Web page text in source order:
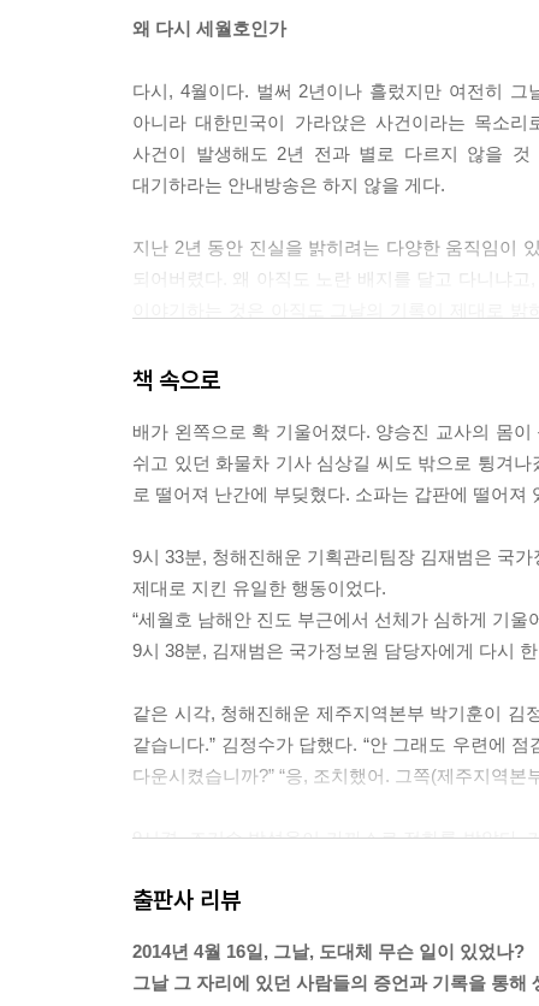
3장 구할 수 있었다 624
왜 다시 세월호인가
다시, 4월이다. 벌써 2년이나 흘렀지만 여전히
아니라 대한민국이 가라앉은 사건이라는 목소
사건이 발생해도 2년 전과 별로 다르지 않을
대기하라는 안내방송은 하지 않을 게다.
지난 2년 동안 진실을 밝히려는 다양한 움직임이
되어버렸다. 왜 아직도 노란 배지를 달고 다니냐
『세월호, 그날의 기록』은 온전한 진실을 밝
분석하고 재구성한, 거대한 작업의 결과물이다.
무엇을 했는지, 해경과 지휘부는 무엇을 했는
승객들에게는 무슨 일이 있었는지, 생존자들은
사고가 날 때까지 세월호와 청해진해운에 어떤 일
남아서 끝까지 배를 지켰을 뿐이다. 침몰하던 순
위험을 감수한 채 세월호에 달라붙어 한 명이라
살리기 위해 다시 배 안으로 들어가기도 했다. 이
〈진실의 힘 세월호 기록팀〉은 방대한 기록을
것뿐이라고. “이것은 국가가 국민을 구조하지 않은
지금, 다시 읽는 그날의 기록
책 속으로
배가 왼쪽으로 확 기울어졌다. 양승진 교사의 몸
쉬고 있던 화물차 기사 심상길 씨도 밖으로 튕겨
로 떨어져 난간에 부딪혔다. 소파는 갑판에 떨어
9시 33분, 청해진해운 기획관리팀장 김재범은 국
제대로 지킨 유일한 행동이었다.
“세월호 남해안 진도 부근에서 선체가 심하게 기
9시 38분, 김재범은 국가정보원 담당자에게 다시
같은 시각, 청해진해운 제주지역본부 박기훈이 김
같습니다.” 김정수가 답했다. “안 그래도 우련에
다운시켰습니까?” “응, 조치했어. 그쪽(제주지역본
9시경, 조기수 박성용이 가까스로 전화를 받았다.
객 퇴선 여부를 묻는데 어떻게 해야 되나.” 전화를
유연식은 “퇴선 여부는 현지 사정을 잘 아는 선장
출판사 리뷰
2014년 4월 16일, 그날, 도대체 무슨 일이 있었나?
그날 그 자리에 있던 사람들의 증언과 기록을 통해